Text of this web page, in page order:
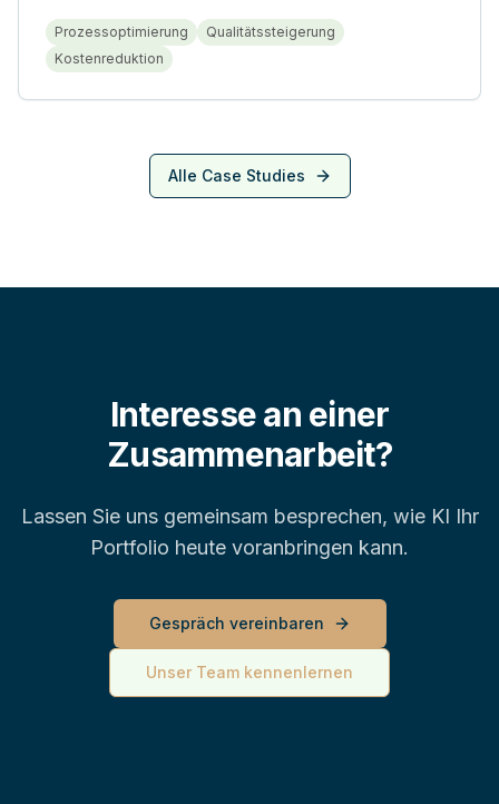
Prozessoptimierung
Qualitätssteigerung
Kostenreduktion
Alle Case Studies
Interesse an einer
Zusammenarbeit?
Lassen Sie uns gemeinsam besprechen, wie KI Ihr
Portfolio heute voranbringen kann.
Gespräch vereinbaren
Unser Team kennenlernen